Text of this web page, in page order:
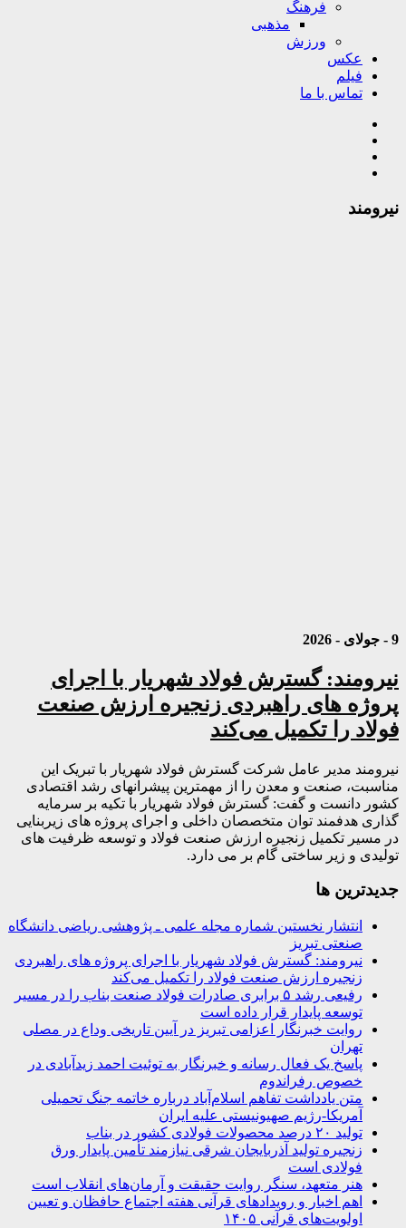
فرهنگ
مذهبی
ورزش
عکس
فیلم
تماس با ما
نیرومند
9 - جولای - 2026
نیرومند: گسترش فولاد شهریار با اجرای
پروژه های راهبردی زنجیره ارزش صنعت
فولاد را تکمیل می‌کند
نیرومند مدیر عامل شرکت گسترش فولاد شهریار با تبریک این
مناسبت، صنعت و معدن را از مهمترین پیشرانهای رشد اقتصادی
کشور دانست و گفت: گسترش فولاد شهریار با تکیه بر سرمایه
گذاری هدفمند توان متخصصان داخلی و اجرای پروژه های زیربنایی
در مسیر تکمیل زنجیره ارزش صنعت فولاد و توسعه ظرفیت های
تولیدی و زیر ساختی گام بر می دارد.
جديدترين ها
انتشار نخستین شماره مجله علمی ـ پژوهشی ریاضی دانشگاه
صنعتی تبریز
نیرومند: گسترش فولاد شهریار با اجرای پروژه های راهبردی
زنجیره ارزش صنعت فولاد را تکمیل می‌کند
رفیعی رشد ۵ برابری صادرات فولاد صنعت بناب را در مسیر
توسعه پایدار قرار داده است
روایت خبرنگار اعزامی تبریز در آیین تاریخی وداع در مصلی
تهران
پاسخ یک فعال رسانه و خبرنگار به توئیت احمد زیدآبادی در
خصوص رفراندوم
متن یادداشت تفاهم اسلام‌آباد درباره خاتمه جنگ تحمیلی
آمریکا-رژیم صهیونیستی علیه ایران
تولید ۲۰ درصد محصولات فولادی کشور در بناب
زنجیره تولید آذربایجان شرقی نیازمند تأمین پایدار ورق
فولادی است
هنر متعهد، سنگر روایت حقیقت و آرمان‌های انقلاب است
اهم اخبار و رویدادهای قرآنی هفته اجتماع حافظان و تعیین
اولویت‌های قرآنی ۱۴۰۵